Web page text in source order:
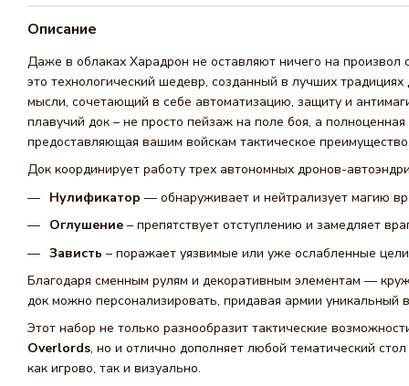
Описание
Даже в облаках Харадрон не оставляют ничего на произвол
это технологический шедевр, созданный в лучших
мысли, сочетающий в себе автоматизацию, защиту и
плавучий док – не просто пейзаж на поле боя, а
предоставляющая вашим войскам тактическое
Док координирует работу трех автономных дронов-
Нулификатор — обнаруживает и нейтрализует магию
Оглушение – препятствует отступлению и замедляет
Зависть – поражает уязвимые или уже ослабленные цели
Благодаря сменным рулям и декоративным элементам —
док можно персонализировать, придавая армии уникальный
Этот набор не только разнообразит тактические
Overlords, но и отлично дополняет любой тематический
как игрово, так и визуально.